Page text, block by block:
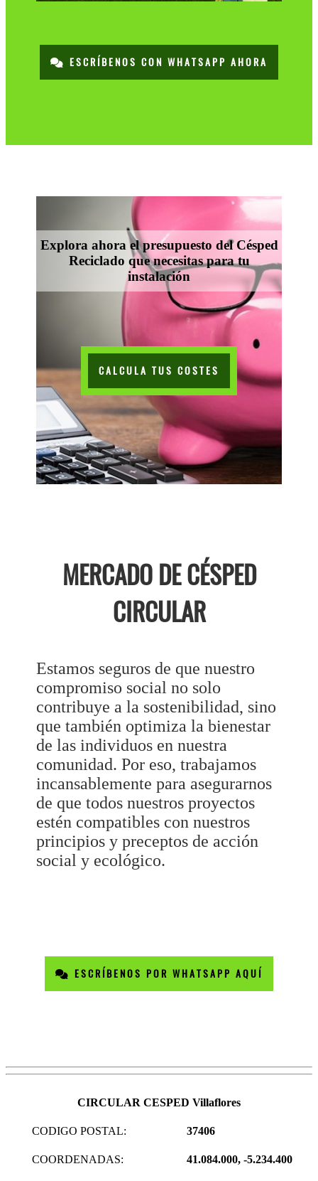
ESCRÍBENOS CON WHATSAPP AHORA
Explora ahora el presupuesto del Césped
Reciclado que necesitas para tu
instalación
CALCULA TUS COSTES
MERCADO DE CÉSPED
CIRCULAR
Estamos seguros de que nuestro
compromiso social no solo
contribuye a la sostenibilidad, sino
que también optimiza la bienestar
de las individuos en nuestra
comunidad. Por eso, trabajamos
incansablemente para asegurarnos
de que todos nuestros proyectos
estén compatibles con nuestros
principios y preceptos de acción
social y ecológico.
ESCRÍBENOS POR WHATSAPP AQUÍ
CIRCULAR CESPED Villaflores
CODIGO POSTAL: 37406
COORDENADAS: 41.084.000, -5.234.400